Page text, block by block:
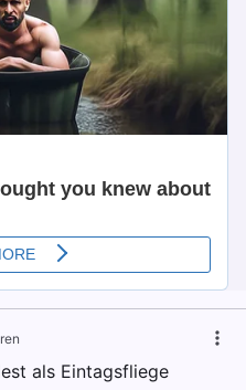
als Eintagsfliege